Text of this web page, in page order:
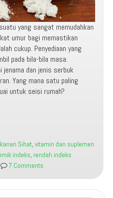
yang sangat memudahkan
umur bagi memastikan
cukup. Penyediaan yang
pada bila-bila masa.
jenama dan jenis serbuk
Yang mana satu paling
untuk seisi rumah?
Sihat, vitamin dan suplemen
indeks, rendah indeks
7 Comments